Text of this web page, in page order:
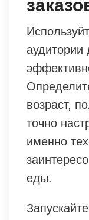
возраст,
точно
именно
еды.